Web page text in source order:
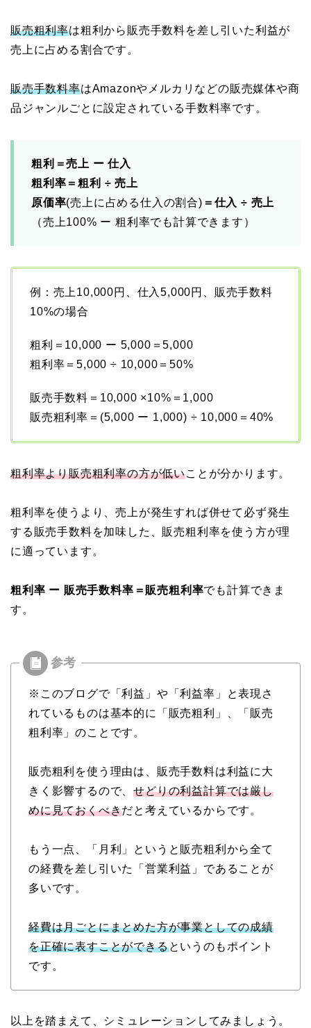
販売粗利率は粗利から販売手数料を差し引いた利益が
売上に占める割合です。
販売手数料率はAmazonやメルカリなどの販売媒体や商
品ジャンルごとに設定されている手数料率です。
粗利＝売上 ー 仕入
粗利率＝粗利 ÷ 売上
原価率(売上に占める仕入の割合) ＝仕入 ÷ 売上
（売上100% ー 粗利率でも計算できます）
例：売上10,000円、仕入5,000円、販売手数料
10%の場合
粗利＝10,000 ー 5,000＝5,000
粗利率＝5,000 ÷ 10,000＝50%
販売手数料＝10,000 ×10%＝1,000
販売粗利率＝(5,000 ー 1,000) ÷ 10,000＝40%
粗利率より販売粗利率の方が低いことが分かります。
粗利率を使うより、売上が発生すれば併せて必ず発生
する販売手数料を加味した、販売粗利率を使う方が理
に適っています。
粗利率 ー 販売手数料率＝販売粗利率でも計算できま
す。
※このブログで「利益」や「利益率」と表現さ
れているものは基本的に「販売粗利」、「販売
粗利率」のことです。
販売粗利を使う理由は、販売手数料は利益に大
きく影響するので、せどりの利益計算では厳し
めに見ておくべきだと考えているからです。
もう一点、「月利」というと販売粗利から全て
の経費を差し引いた「営業利益」であることが
多いです。
経費は月ごとにまとめた方が事業としての成績
を正確に表すことができるというのもポイント
です。
以上を踏まえて、シミュレーションしてみましょう。